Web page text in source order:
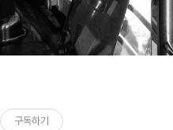
구독하기